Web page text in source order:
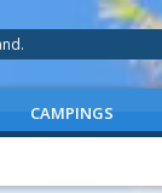
CAMPINGS